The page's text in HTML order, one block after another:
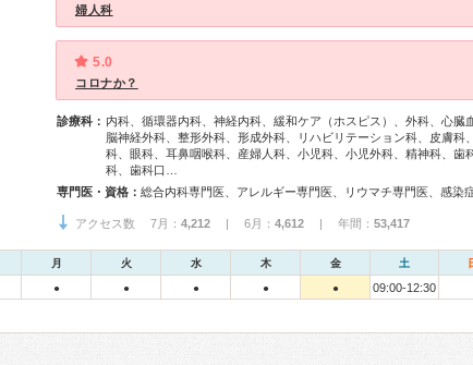
婦人科
5.0
コロナか？
診療科： 内科、循環器内科、神経内科、緩和ケア（ホスピス）、外科、心臓
脳神経外科、整形外科、形成外科、リハビリテーション科、皮膚科
科、眼科、耳鼻咽喉科、産婦人科、小児科、小児外科、精神科、歯
科、歯科口…
専門医・資格：
アクセス数 7月： 4,212 | 6月： 4,612 | 年間： 53,417
月 火 水 木 金 土
● ● ● ● ● 09:00-12:30